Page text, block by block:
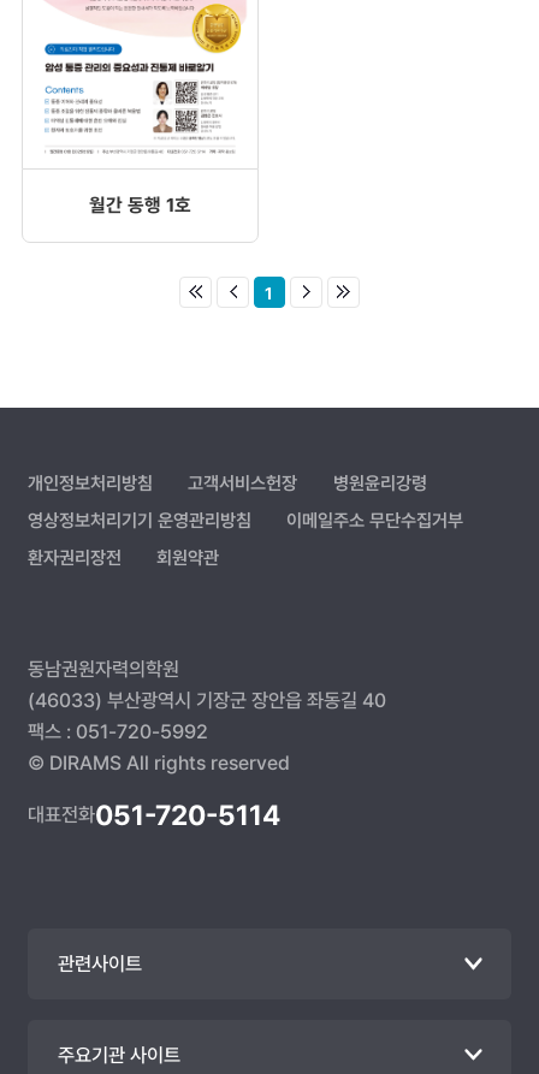
월간 동행 1호
1
개인정보처리방침 고객서비스헌장
병원윤리강령
영상정보처리기기 운영관리방침
이메일주소 무단수집거부
환자권리장전
회원약관
동남권원자력의학원
(46033) 부산광역시 기장군 장안읍 좌동길 40
팩스 : 051-720-5992
© DIRAMS All rights reserved
대표전화051-720-5114
관련사이트
주요기관 사이트